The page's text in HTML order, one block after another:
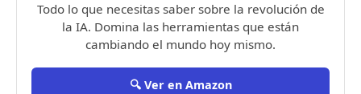
Todo lo que necesitas saber sobre la revolución de
la IA. Domina las herramientas que están
cambiando el mundo hoy mismo.
🔍 Ver en Amazon